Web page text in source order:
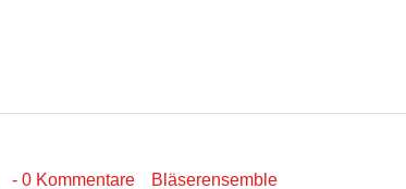
- 0 Kommentare Bläserensemble